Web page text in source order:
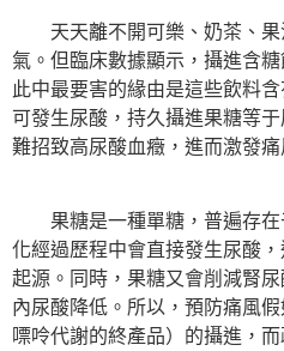
天天離不開可樂、奶茶、果
氣。但臨床數據顯示，攝進含
此中最要害的緣由是這些飲料
可發生尿酸，持久攝進果糖等
難招致高尿酸血癥，進而激發痛
果糖是一種單糖，普遍存在
化經過歷程中會直接發生尿酸
起源。同時，果糖又會削減腎
內尿酸降低。所以，預防痛風
嘌呤代謝的終產品）的攝進，